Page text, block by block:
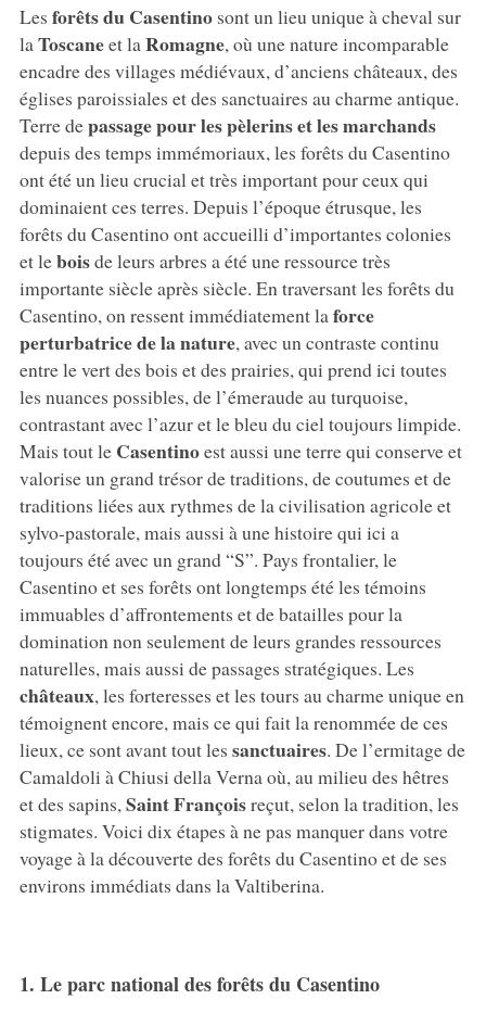
Les forêts du Casentinosont un lieu unique à cheval sur
la Toscaneet la Romagne, où une nature incomparable
encadre des villages médiévaux, d’anciens châteaux, des
églises paroissiales et des sanctuaires au charme antique.
Terre depassage pour les pèlerins et les marchands
depuis des temps immémoriaux, les forêts du Casentino
ont été un lieu crucial et très important pour ceux qui
dominaient ces terres. Depuis l’époque étrusque, les
forêts du Casentino ont accueilli d’importantes colonies
et leboisde leurs arbres a été une ressource très
importante siècle après siècle. En traversant les forêts du
Casentino, on ressent immédiatement la force
perturbatrice de la nature, avec un contraste continu
entre le vert des bois et des prairies, qui prend ici toutes
les nuances possibles, de l’émeraude au turquoise,
contrastant avec l’azur et le bleu du ciel toujours limpide.
Mais tout le Casentinoest aussi une terre qui conserve et
valorise un grand trésor de traditions, de coutumes et de
traditions liées aux rythmes de la civilisation agricole et
sylvo-pastorale, mais aussi à une histoire qui ici a
toujours été avec un grand “S”. Pays frontalier, le
Casentino et ses forêts ont longtemps été les témoins
immuables d’affrontements et de batailles pour la
domination non seulement de leurs grandes ressources
naturelles, mais aussi de passages stratégiques. Les
châteaux, les forteresses et les tours au charme unique en
témoignent encore, mais ce qui fait la renommée de ces
lieux, ce sont avant tout les sanctuaires. De l’ermitage de
Camaldoli à Chiusi della Verna où, au milieu des hêtres
et des sapins, Saint Françoisreçut, selon la tradition, les
stigmates. Voici dix étapes à ne pas manquer dans votre
voyage à la découverte des forêts du Casentino et de ses
environs immédiats dans la Valtiberina.
1. Le parc national des forêts du Casentino